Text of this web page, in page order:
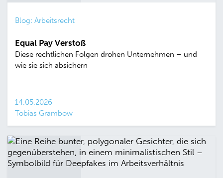
Blog: Arbeitsrecht
Equal Pay Verstoß
Diese rechtlichen Folgen drohen Unternehmen – und
wie sie sich absichern
14.05.2026
Tobias Grambow